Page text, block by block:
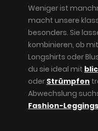
Weniger ist
macht unsere
besonders. Sie
kombinieren, ob
Longshirts oder
du sie ideal mit
oder Strümpfen
Abwechslung
Fashion-Leggings